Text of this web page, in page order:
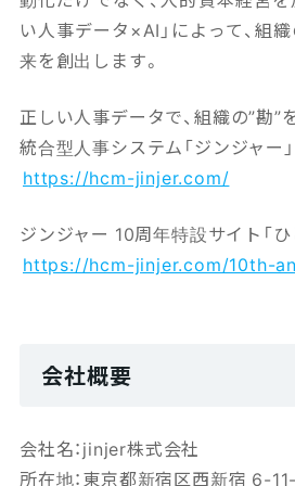
い人事データ×AI」によって、組
来を創出します。
正しい人事データで、組織の”勘”
統合型人事システム「ジンジャー」
https://hcm-jinjer.com/
ジンジャー 10周年特設サイト「
https://hcm-jinjer.com/10th-
会社概要
会社名：jinjer株式会社
所在地：東京都新宿区西新宿 6-